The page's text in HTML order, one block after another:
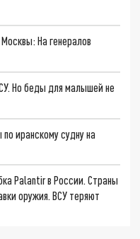
На генералов
Но беды для малышей не
иранскому судну на
Palantir в России. Страны
оружия. ВСУ теряют